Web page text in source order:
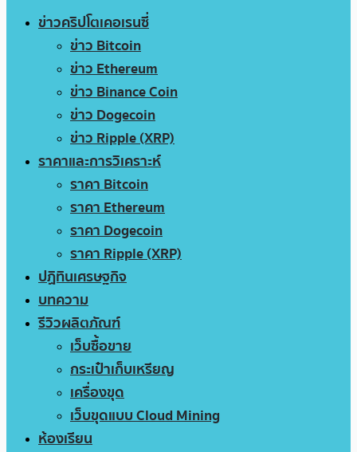
ข่าวคริปโตเคอเรนซี่
ข่าว Bitcoin
ข่าว Ethereum
ข่าว Binance Coin
ข่าว Dogecoin
ข่าว Ripple (XRP)
ราคาและการวิเคราะห์
ราคา Bitcoin
ราคา Ethereum
ราคา Dogecoin
ราคา Ripple (XRP)
ปฏิทินเศรษฐกิจ
บทความ
รีวิวผลิตภัณฑ์
เว็บซื้อขาย
กระเป๋าเก็บเหรียญ
เครื่องขุด
เว็บขุดแบบ Cloud Mining
ห้องเรียน